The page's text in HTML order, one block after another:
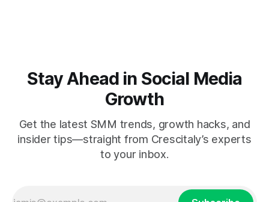
Stay Ahead in Social Media
Growth
Get the latest SMM trends, growth hacks, and
insider tips—straight from Crescitaly’s experts
to your inbox.